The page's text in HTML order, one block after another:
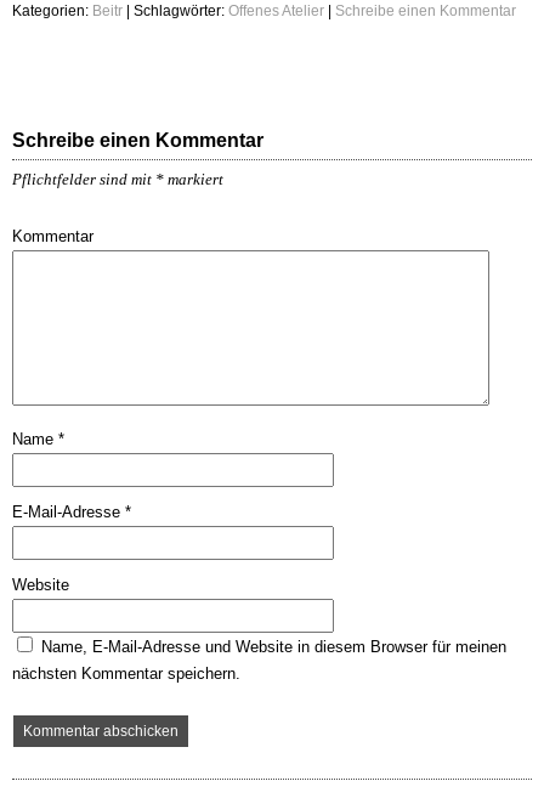
Kategorien: Beitr | Schlagwörter: Offenes Atelier | Schreibe einen Kommentar
Schreibe einen Kommentar
Pflichtfelder sind mit * markiert
Kommentar
Name *
E-Mail-Adresse *
Website
Name, E-Mail-Adresse und Website in diesem Browser für meinen
nächsten Kommentar speichern.